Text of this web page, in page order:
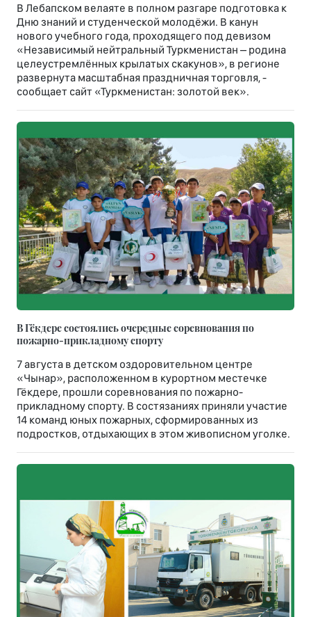
В Лебапском велаяте в полном разгаре подготовка к
Дню знаний и студенческой молодёжи. В канун
нового учебного года, проходящего под девизом
«Независимый нейтральный Туркменистан – родина
целеустремлённых крылатых скакунов», в регионе
развернута масштабная праздничная торговля, -
сообщает сайт «Туркменистан: золотой век».
В Гёкдере состоялись очередные соревнования по
пожарно-прикладному спорту
7 августа в детском оздоровительном центре
«Чынар», расположенном в курортном местечке
Гёкдере, прошли соревнования по пожарно-
прикладному спорту. В состязаниях приняли участие
14 команд юных пожарных, сформированных из
подростков, отдыхающих в этом живописном уголке.